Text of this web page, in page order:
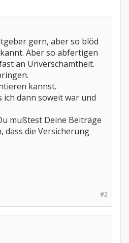
gern, aber so blöd
Aber so abfertigen
an Unverschämtheit.
kannst.
dann soweit war und
mußtest Deine Beiträge
dass die Versicherung
#2